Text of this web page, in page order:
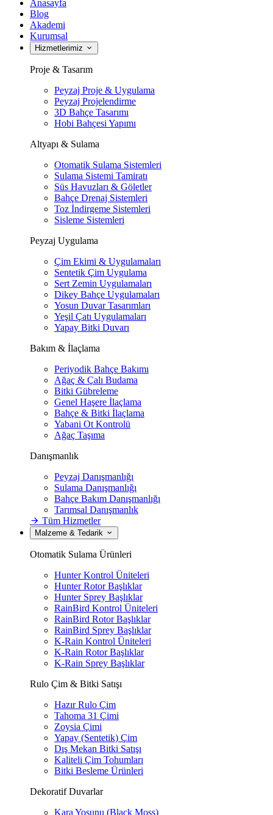
Anasayfa
Blog
Akademi
Kurumsal
Hizmetlerimiz
Proje & Tasarım
Peyzaj Proje & Uygulama
Peyzaj Projelendirme
3D Bahçe Tasarımı
Hobi Bahçesi Yapımı
Altyapı & Sulama
Otomatik Sulama Sistemleri
Sulama Sistemi Tamiratı
Süs Havuzları & Göletler
Bahçe Drenaj Sistemleri
Toz İndirgeme Sistemleri
Sisleme Sistemleri
Peyzaj Uygulama
Çim Ekimi & Uygulamaları
Sentetik Çim Uygulama
Sert Zemin Uygulamaları
Dikey Bahçe Uygulamaları
Yosun Duvar Tasarımları
Yeşil Çatı Uygulamaları
Yapay Bitki Duvarı
Bakım & İlaçlama
Periyodik Bahçe Bakımı
Ağaç & Çalı Budama
Bitki Gübreleme
Genel Haşere İlaçlama
Bahçe & Bitki İlaçlama
Yabani Ot Kontrolü
Ağaç Taşıma
Danışmanlık
Peyzaj Danışmanlığı
Sulama Danışmanlığı
Bahçe Bakım Danışmanlığı
Tarımsal Danışmanlık
Tüm Hizmetler
Malzeme & Tedarik
Otomatik Sulama Ürünleri
Hunter Kontrol Üniteleri
Hunter Rotor Başlıklar
Hunter Sprey Başlıklar
RainBird Kontrol Üniteleri
RainBird Rotor Başlıklar
RainBird Sprey Başlıklar
K-Rain Kontrol Üniteleri
K-Rain Rotor Başlıklar
K-Rain Sprey Başlıklar
Rulo Çim & Bitki Satışı
Hazır Rulo Çim
Tahoma 31 Çimi
Zoysia Çimi
Yapay (Sentetik) Çim
Dış Mekan Bitki Satışı
Kaliteli Çim Tohumları
Bitki Besleme Ürünleri
Dekoratif Duvarlar
Kara Yosunu (Black Moss)